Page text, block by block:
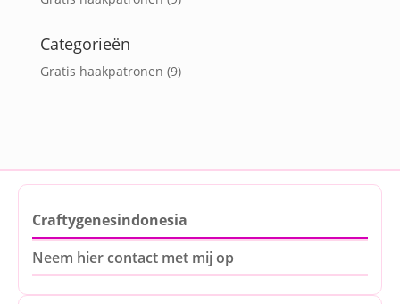
Categorieën
Gratis haakpatronen (9)
Craftygenesindonesia
Neem hier contact met mij op